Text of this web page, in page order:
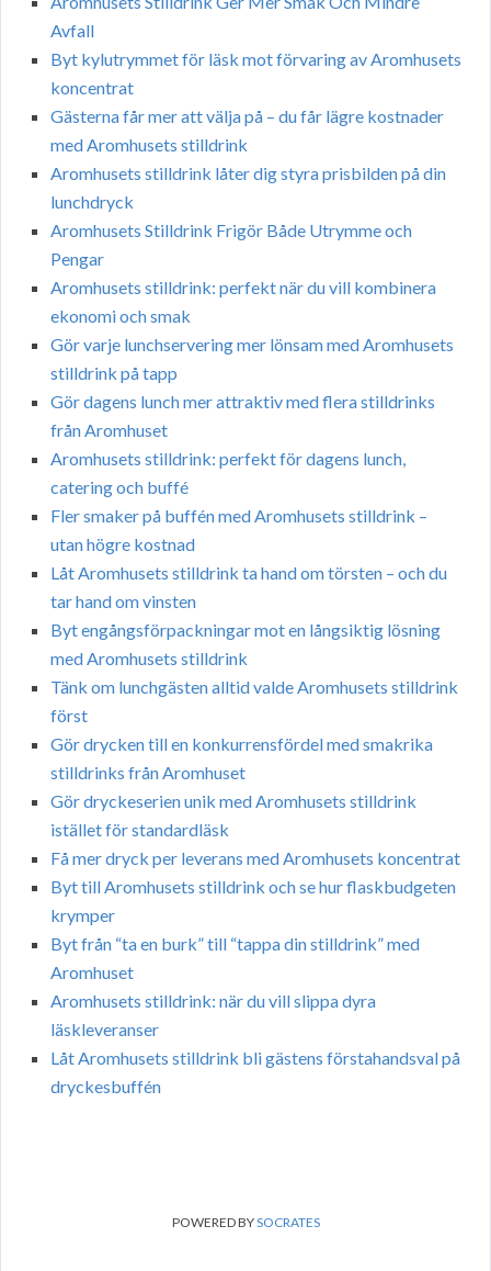
Avfall
Byt kylutrymmet för läsk mot förvaring av Aromhusets
koncentrat
Gästerna får mer att välja på – du får lägre kostnader
med Aromhusets stilldrink
Aromhusets stilldrink låter dig styra prisbilden på din
lunchdryck
Aromhusets Stilldrink Frigör Både Utrymme och
Pengar
Aromhusets stilldrink: perfekt när du vill kombinera
ekonomi och smak
Gör varje lunchservering mer lönsam med Aromhusets
stilldrink på tapp
Gör dagens lunch mer attraktiv med flera stilldrinks
från Aromhuset
Aromhusets stilldrink: perfekt för dagens lunch,
catering och buffé
Fler smaker på buffén med Aromhusets stilldrink –
utan högre kostnad
Låt Aromhusets stilldrink ta hand om törsten – och du
tar hand om vinsten
Byt engångsförpackningar mot en långsiktig lösning
med Aromhusets stilldrink
Tänk om lunchgästen alltid valde Aromhusets stilldrink
först
Gör drycken till en konkurrensfördel med smakrika
stilldrinks från Aromhuset
Gör dryckeserien unik med Aromhusets stilldrink
istället för standardläsk
Få mer dryck per leverans med Aromhusets koncentrat
Byt till Aromhusets stilldrink och se hur flaskbudgeten
krymper
Byt från “ta en burk” till “tappa din stilldrink” med
Aromhuset
Aromhusets stilldrink: när du vill slippa dyra
läskleveranser
Låt Aromhusets stilldrink bli gästens förstahandsval på
dryckesbuffén
POWERED BYSOCRATES